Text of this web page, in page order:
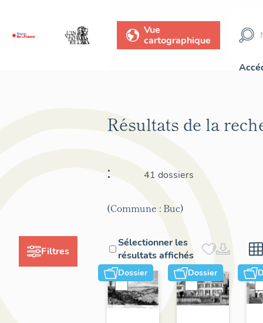
Vue
cartographique
Filtres
Résultats de la
:
41 dossiers
(Commune : Buc)
Sélectionner les
résultats affichés
Dossier Dossier